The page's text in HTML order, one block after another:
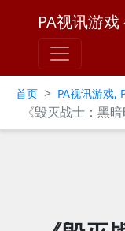
PA视讯游
首页 > PA视讯游戏,
《毁灭战士：黑